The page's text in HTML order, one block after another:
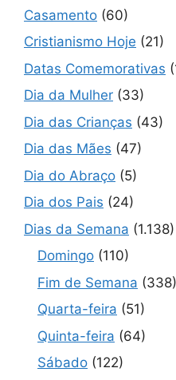
Casamento (60)
Cristianismo Hoje (21)
Datas Comemorativas
Dia da Mulher (33)
Dia das Crianças (43)
Dia das Mães (47)
Dia do Abraço (5)
Dia dos Pais (24)
Dias da Semana (1.138)
Domingo (110)
Fim de Semana (338)
Quarta-feira (51)
Quinta-feira (64)
Sábado (122)